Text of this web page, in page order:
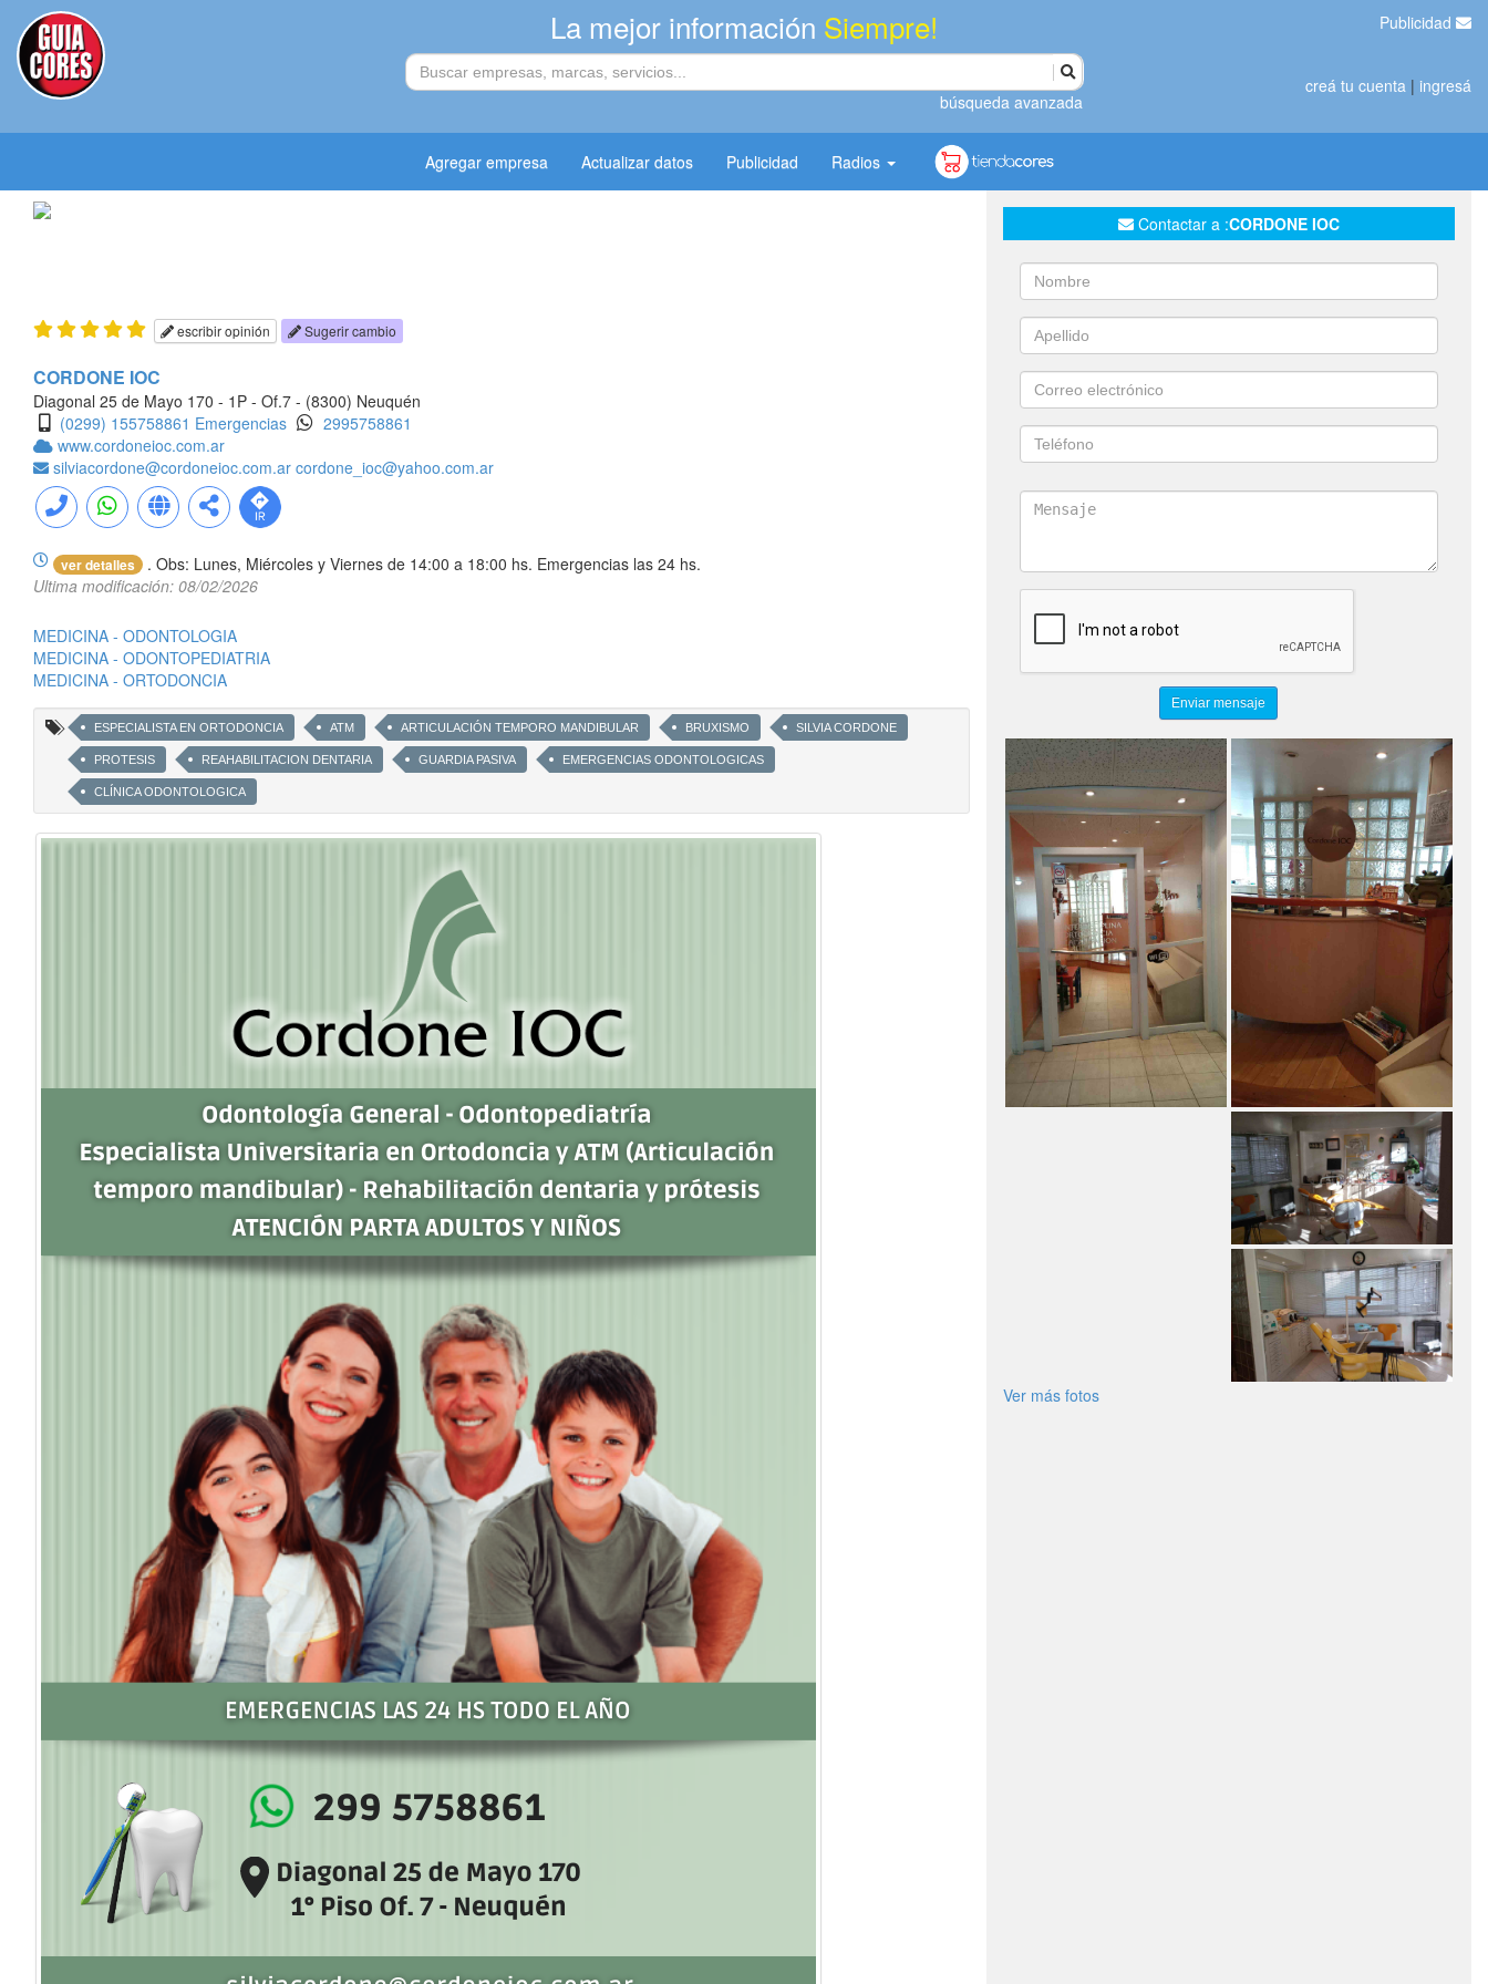
La mejor información Siempre!
búsqueda avanzada
Publicidad
creá tu cuenta | ingresá
Agregar empresa Actualizar datos Publicidad Radios
escribir opinión Sugerir cambio
CORDONE IOC
Diagonal 25 de Mayo 170 - 1P - Of.7 - (8300) Neuquén
(0299) 155758861 Emergencias
2995758861
www.cordoneioc.com.ar
silviacordone@cordoneioc.com.ar cordone_ioc@yahoo.com.ar
ver detalles
. Obs: Lunes, Miércoles y Viernes de 14:00 a 18:00 hs. Emergencias las 24 hs.
Ultima modificación: 08/02/2026
MEDICINA - ODONTOLOGIA
MEDICINA - ODONTOPEDIATRIA
MEDICINA - ORTODONCIA
ESPECIALISTA EN ORTODONCIA ATM ARTICULACIÓN TEMPORO MANDIBULAR BRUXISMO SILVIA CORDONE
PROTESIS REAHABILITACION DENTARIA GUARDIA PASIVA EMERGENCIAS ODONTOLOGICAS
CLÍNICA ODONTOLOGICA
Contactar a :CORDONE IOC
Ver más fotos